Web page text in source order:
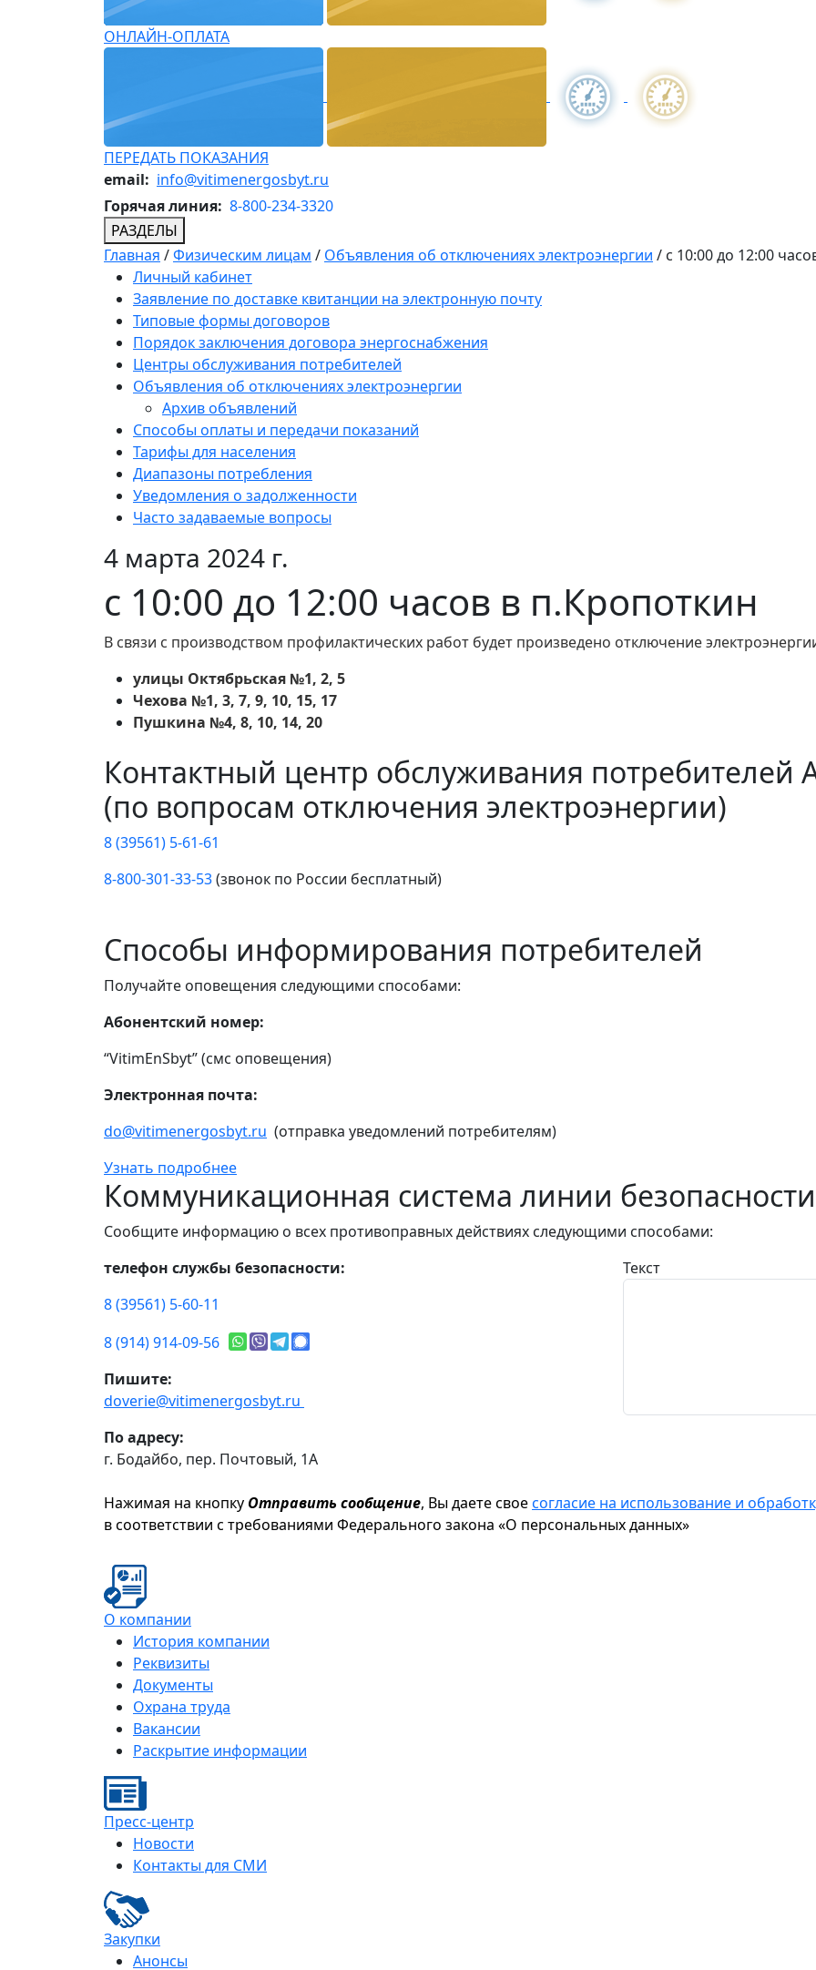
ОНЛАЙН-ОПЛАТА
ПЕРЕДАТЬ ПОКАЗАНИЯ
email: info@vitimenergosbyt.ru
Горячая линия: 8-800-234-3320
РАЗДЕЛЫ
Главная /Физическим лицам / Объявления об отключениях электроэнергии / с 10:00 до 12:00
Личный кабинет
Заявление по доставке квитанции на электронную почту
Типовые формы договоров
Порядок заключения договора энергоснабжения
Центры обслуживания потребителей
Объявления об отключениях электроэнергии
Архив объявлений
Способы оплаты и передачи показаний
Тарифы для населения
Диапазоны потребления
Уведомления о задолженности
Часто задаваемые вопросы
4 марта 2024 г.
с 10:00 до 12:00 часов в п.Кропоткин
В связи с производством профилактических работ будет произведено отключение
улицы Октябрьская №1, 2, 5
Чехова №1, 3, 7, 9, 10, 15, 17
Пушкина №4, 8, 10, 14, 20
Контактный центр обслуживания потребителей
(по вопросам отключения электроэнергии)
8 (39561) 5-61-61
8-800-301-33-53(звонок по России бесплатный)
Способы информирования потребителей
Получайте оповещения следующими способами:
Абонентский номер:
“VitimEnSbyt” (смс оповещения)
Электронная почта:
do@vitimenergosbyt.ru (отправка уведомлений потребителям)
Узнать подробнее
Коммуникационная система линии безопасности
Сообщите информацию о всех противоправных действиях следующими способами:
телефон службы безопасности:
8 (39561) 5-60-11
8 (914) 914-09-56
Пишите:
doverie@vitimenergosbyt.ru
По адресу:
г. Бодайбо, пер. Почтовый, 1А
Текст
Нажимая на кнопку Отправить сообщение, Вы даете своесогласие на использование и
в соответствии с требованиями Федерального закона «О персональных данных»
О компании
История компании
Реквизиты
Документы
Охрана труда
Вакансии
Раскрытие информации
Пресс-центр
Новости
Контакты для СМИ
Закупки
Анонсы